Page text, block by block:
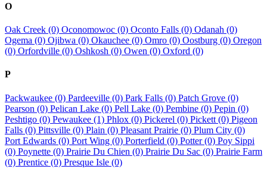
O
Oak Creek (0) Oconomowoc (0) Oconto Falls (0) Odanah (0)
Ogema (0) Ojibwa (0) Okauchee (0) Omro (0) Oostburg (0) Oregon
(0) Orfordville (0) Oshkosh (0) Owen (0) Oxford (0)
P
Packwaukee (0) Pardeeville (0) Park Falls (0) Patch Grove (0)
Pearson (0) Pelican Lake (0) Pell Lake (0) Pembine (0) Pepin (0)
Peshtigo (0) Pewaukee (1) Phlox (0) Pickerel (0) Pickett (0) Pigeon
Falls (0) Pittsville (0) Plain (0) Pleasant Prairie (0) Plum City (0)
Port Edwards (0) Port Wing (0) Porterfield (0) Potter (0) Poy Sippi
(0) Poynette (0) Prairie Du Chien (0) Prairie Du Sac (0) Prairie Farm
(0) Prentice (0) Presque Isle (0)